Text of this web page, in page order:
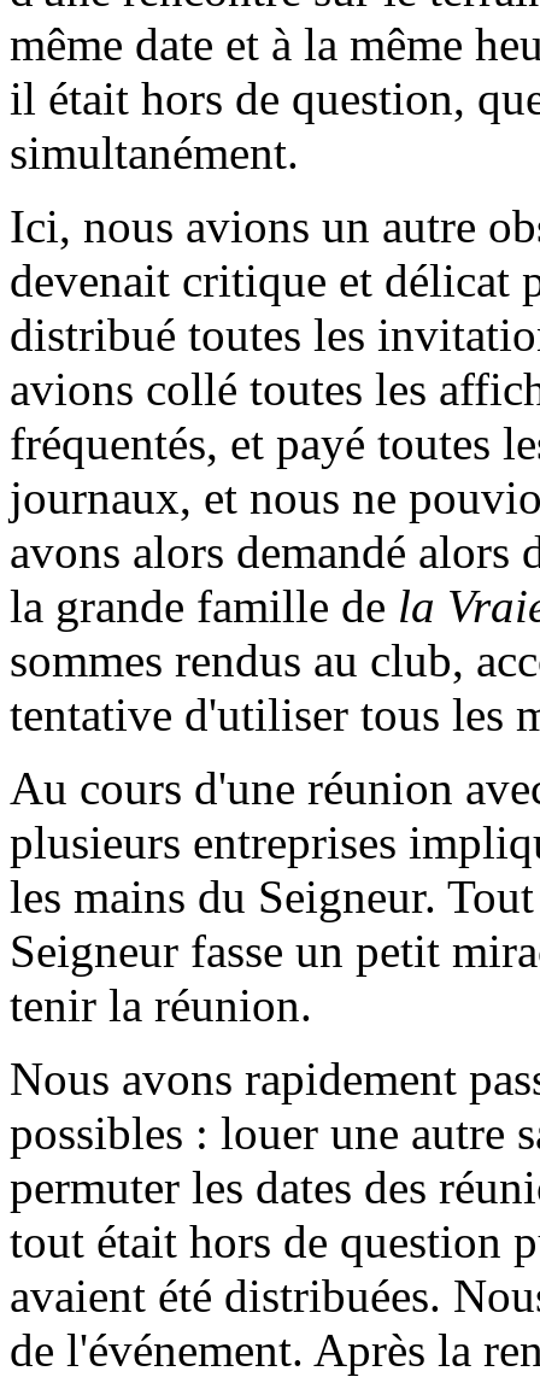
même date et à la même
il était hors de question,
simultanément.
Ici, nous avions un autre
devenait critique et délicat
distribué toutes les
avions collé toutes les
fréquentés, et payé toutes
journaux, et nous ne
avons alors demandé alors
la grande famille de la
sommes rendus au club,
tentative d'utiliser tous les
Au cours d'une réunion
plusieurs entreprises
les mains du Seigneur.
Seigneur fasse un petit
tenir la réunion.
Nous avons rapidement
possibles : louer une autre
permuter les dates des
tout était hors de question
avaient été distribuées.
de l'événement. Après la